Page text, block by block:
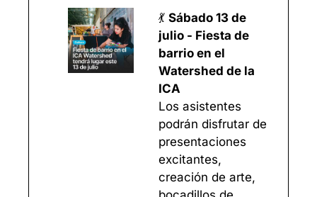
💃 Sábado 13 de
julio - Fiesta de
barrio en el
Watershed de la
ICA
Los asistentes
podrán disfrutar de
presentaciones
excitantes,
creación de arte,